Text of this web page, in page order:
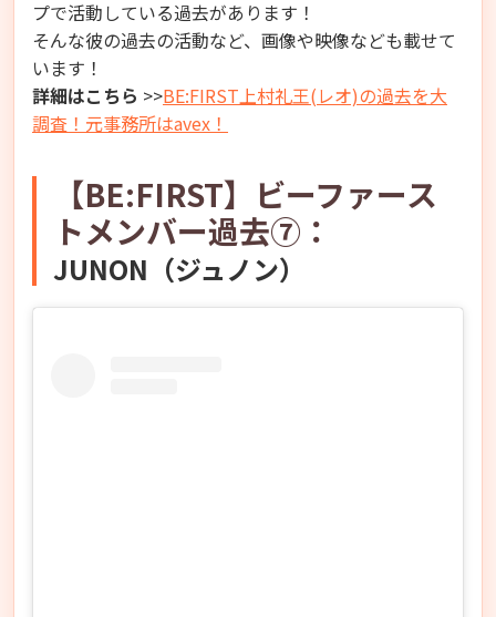
プで活動している過去があります！
そんな彼の過去の活動など、画像や映像なども載せて
います！
詳細はこちら >>BE:FIRST上村礼王(レオ)の過去を大
調査！元事務所はavex！
【BE:FIRST】ビーファース
トメンバー過去⑦：
JUNON（ジュノン）